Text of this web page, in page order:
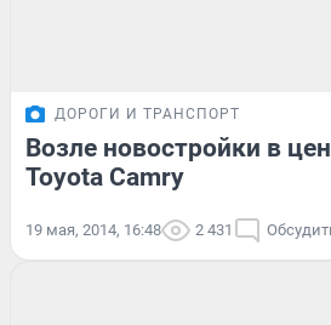
ДОРОГИ И ТРАНСПОРТ
Возле новостройки в
Toyota Camry
19 мая, 2014, 16:48 2 431